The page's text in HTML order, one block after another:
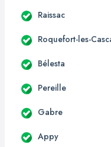
Raissac
Roquefort-les-
Bélesta
Pereille
Gabre
Appy